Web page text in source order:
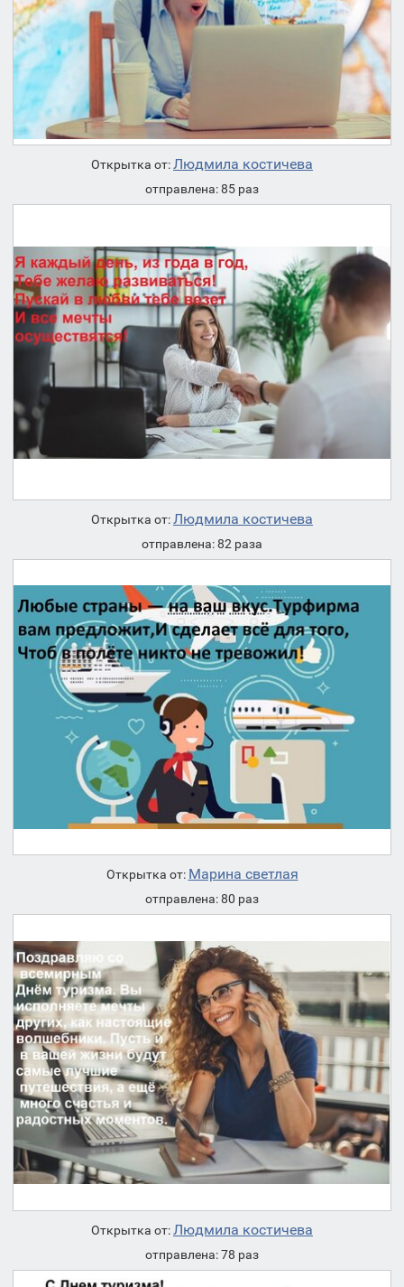
Открытка от:Людмила костичева
отправлена: 85 раз
Открытка от:Людмила костичева
отправлена: 82 раза
Открытка от: Марина светлая
отправлена: 80 раз
Открытка от:Людмила костичева
отправлена: 78 раз